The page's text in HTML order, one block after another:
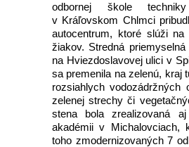
odbornej škole
v Kráľovskom Chlmci
autocentrum, ktoré slúži
žiakov. Stredná
na Hviezdoslavovej ulici v
sa premenila na zelenú, kraj
rozsiahlych vodozádržných
zelenej strechy či
stena bola zrealizovaná
akadémii v Michalovciach,
toho zmodernizovaných 7